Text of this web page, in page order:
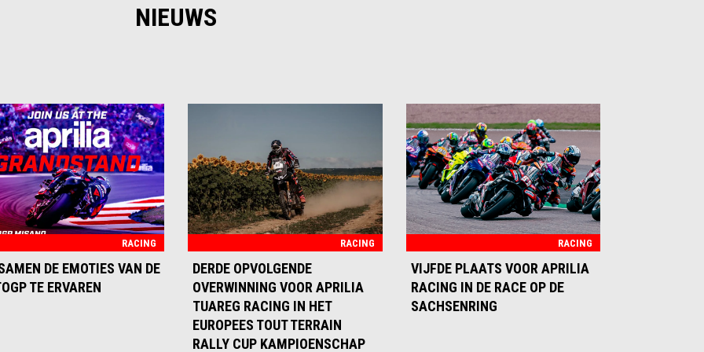
NIEUWS
RACING
DE EMOTIES VAN DE
TE ERVAREN
RACING
DERDE OPVOLGENDE
OVERWINNING VOOR APRILIA
TUAREG RACING IN HET
EUROPEES TOUT TERRAIN
RALLY CUP KAMPIOENSCHAP
RACING
VIJFDE PLAATS VOOR APRILIA
RACING IN DE RACE OP DE
SACHSENRING